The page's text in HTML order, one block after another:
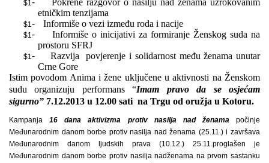
$1-
Pokrene razgovor o nasilju nad ženama uzrokovanim
etničkim tenzijama
$1- Informiše o vezi između roda i nacije
$1- Informiše o inicijativi za formiranje Ženskog suda na
prostoru SFRJ
$1-
Razvija povjerenje i solidarnost među ženama unutar
Crne Gore
Istim povodom Anima i žene uključene u aktivnosti na Ženskom
sudu organizuju performans “Imam pravo da se osjećam
sigurno” 7.12.2013 u 12.00 sati na Trgu od oružja u Kotoru.
Kampanja 16 dana aktivizma protiv nasilja nad ženamapočinje
Međunarodnim danom borbe protiv nasilja nad ženama (25.11.) i završava
Međunarodnim danom ljudskih prava (10.12.) 25.11.proglašen je
Međunarodnim danom borbe protiv nasilja nadženama na prvom sastanku